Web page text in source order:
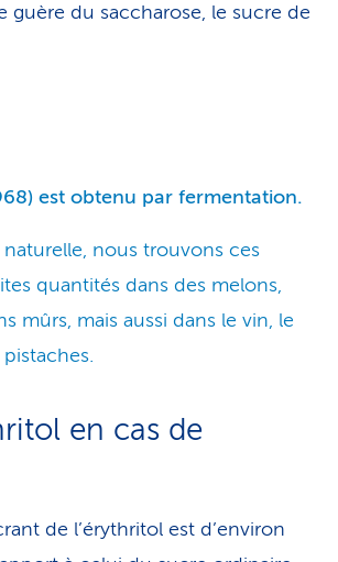
guère du saccharose, le sucre de
est obtenu par fermentation.
naturelle, nous trouvons ces
quantités dans des melons,
mûrs, mais aussi dans le vin, le
en cas de
de l’érythritol est d’environ